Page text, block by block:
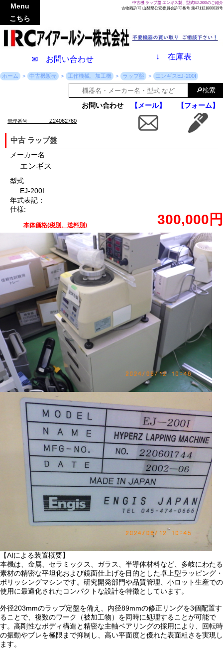
中古機 ラップ盤 エンギス製、型式EJ-200Iのご紹介
古物商許可 山梨県公安委員会許可番号 第471121800039号
✉ お問い合わせ ↓ 在庫表
Menu
こちら
ホーム 中古機販売 工作機械、加工機 ラップ盤 エンギスEJ-200I
お問い合わせ 【メール】 【フォーム】
管理番号 Z24062760
中古 ラップ盤
メーカー名
エンギス
型式
EJ-200I
年式表記：
仕様:
本体価格(税別、送料別) 300,000円
【AIによる装置概要】
本機は、金属、セラミックス、ガラス、半導体材料など、多岐にわたる
素材の精密な平坦化および鏡面仕上げを目的とした卓上型ラッピング・
ポリッシングマシンです。研究開発部門や品質管理、小ロット生産での
使用に最適化されたコンパクトな設計を特徴としています。
外径203mmのラップ定盤を備え、内径89mmの修正リングを3個配置す
ることで、複数のワーク（被加工物）を同時に処理することが可能で
す。高剛性なボディ構造と精密な主軸ベアリングの採用により、回転時
の振動やブレを極限まで抑制し、高い平面度と優れた表面粗さを実現し
ます。